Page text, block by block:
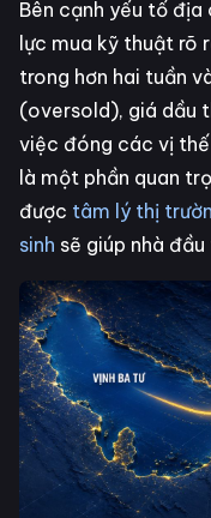
Bên cạnh yếu tố địa
lực mua kỹ thuật rõ
trong hơn hai tuần
(oversold), giá dầu
việc đóng các vị thế
là một phần quan
được tâm lý thị
sinh sẽ giúp nhà